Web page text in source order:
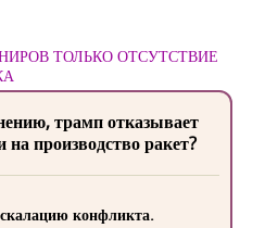
ТОЛЬКО ОТСУТСТВИЕ
трамп отказывает
производство ракет?
конфликта.